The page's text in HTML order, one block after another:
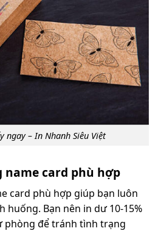
ngay – In Nhanh Siêu Việt
name card phù hợp
card phù hợp giúp bạn luôn
huống. Bạn nên in dư 10-15%
phòng để tránh tình trạng